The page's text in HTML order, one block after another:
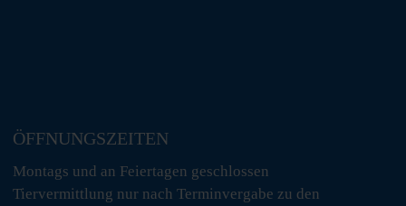
ÖFFNUNGSZEITEN
Montags und an Feiertagen geschlossen
Tiervermittlung nur nach Terminvergabe zu den